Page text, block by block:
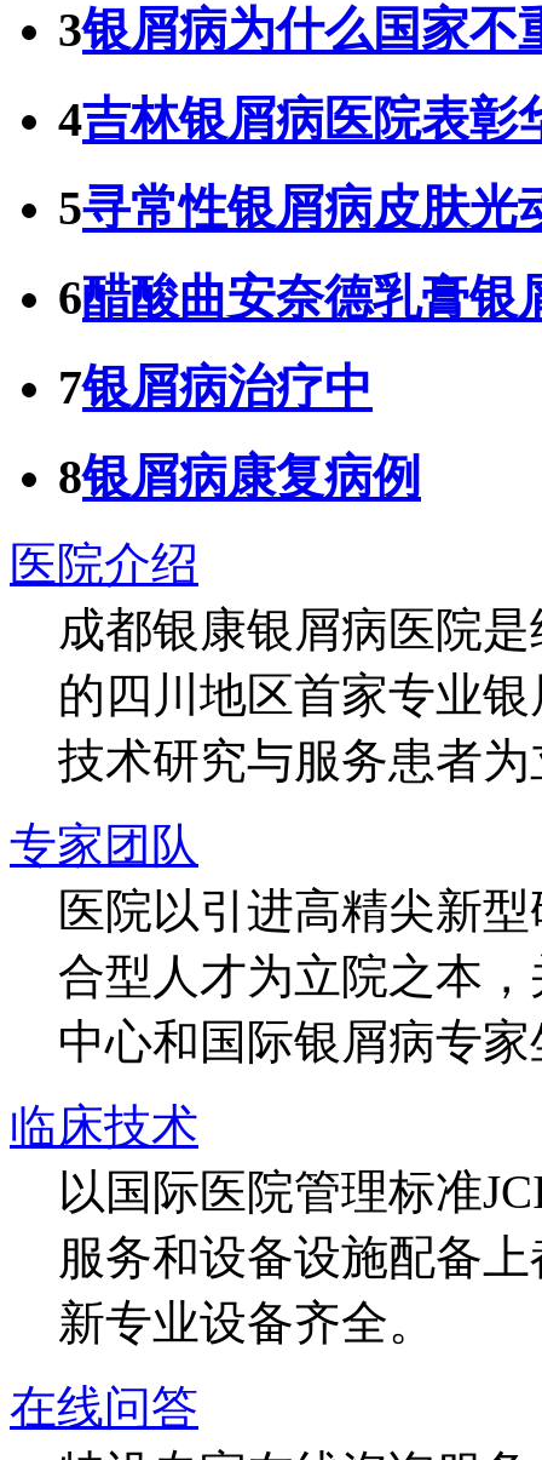
3银屑病为什么国家不
4吉林银屑病医院表彰
5寻常性银屑病皮肤光
6醋酸曲安奈德乳膏银
7银屑病治疗中
8银屑病康复病例
医院介绍
成都银康银屑病医院
的四川地区首家专业
技术研究与服务患者
专家团队
医院以引进高精尖新
合型人才为立院之本
中心和国际银屑病专
临床技术
以国际医院管理标准
服务和设备设施配备
新专业设备齐全。
在线问答